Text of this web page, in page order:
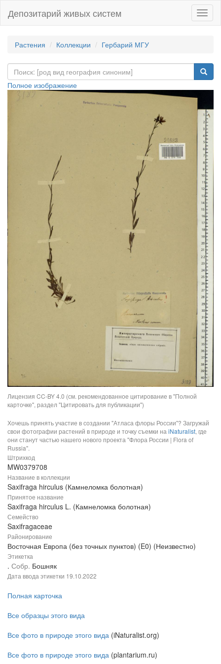
Депозитарий живых систем
Растения Коллекции Гербарий МГУ
Полное изображение
Лицензия CC-BY 4.0 (см. рекомендованное цитирование в "Полной
карточке", раздел "Цитировать для публикации")
Хочешь принять участие в создании "Атласа флоры России"? Загружай
свои фотографии растений в природе и точку съемки на iNaturalist, где
они станут частью нашего нового проекта "Флора России | Flora of
Russia".
Штрихкод
MW0379708
Название в коллекции
Saxifraga hirculus (Камнеломка болотная)
Принятое название
Saxifraga hirculus L. (Камнеломка болотная)
Семейство
Saxifragaceae
Районирование
Восточная Европа (без точных пунктов) (E0) (Неизвестно)
Этикетка
. Собр. Бошняк
Дата ввода этикетки 19.10.2022
Полная карточка
Все образцы этого вида
Все фото в природе этого вида (iNaturalist.org)
Все фото в природе этого вида (plantarium.ru)